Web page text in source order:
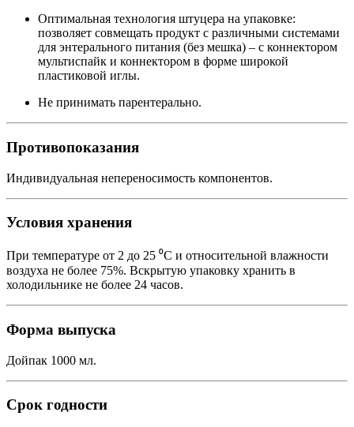
Оптимальная технология штуцера на упаковке:
позволяет совмещать продукт с различными системами
для энтерального питания (без мешка) – с коннектором
мультиспайк и коннектором в форме широкой
пластиковой иглы.
Не принимать парентерально.
Противопоказания
Индивидуальная непереносимость компонентов.
Условия хранения
При температуре от 2 до 25 ⁰С и относительной влажности
воздуха не более 75%. Вскрытую упаковку хранить в
холодильнике не более 24 часов.
Форма выпуска
Дойпак 1000 мл.
Срок годности